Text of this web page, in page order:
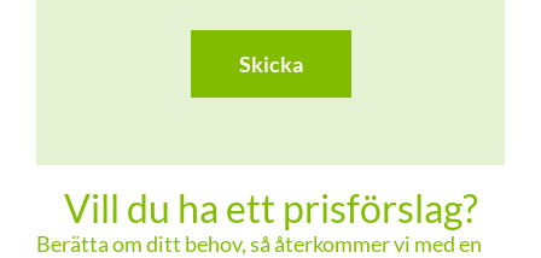
Vill du ha ett prisförslag?
Berätta om ditt behov, så återkommer vi med en